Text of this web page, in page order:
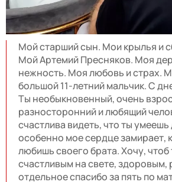
Мой старший сын. Мои крылья и
Мой Артемий Пресняков. Моя
нежность. Моя любовь и страх.
большой 11-летний мальчик. С
Ты необыкновенный, очень
разносторонний и любящий
счастлива видеть, что ты
особенно мое сердце замирает,
любишь своего брата. Хочу,
счастливым на свете,
отдельное спасибо за пять по